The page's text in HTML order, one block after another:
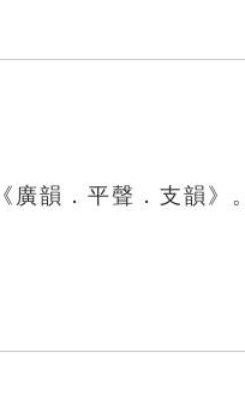
廣韻．平聲．支韻》。